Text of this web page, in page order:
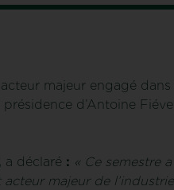
majeur engagé
d’Antoine
a déclaré : « Ce semestre
majeur de